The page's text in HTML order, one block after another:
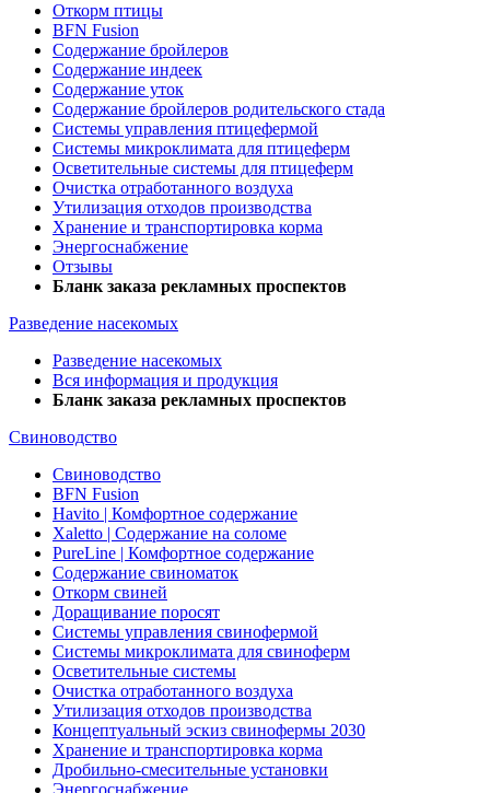
Откорм птицы
BFN Fusion
Содержание бройлеров
Содержание индеек
Содержание уток
Содержание бройлеров родительского стада
Системы управления птицефермой
Системы микроклимата для птицеферм
Осветительные системы для птицеферм
Очистка отработанного воздуха
Утилизация отходов производства
Хранение и транспортировка корма
Энергоснабжение
Отзывы
Бланк заказа рекламных проспектов
Разведение насекомых
Разведение насекомых
Вся информация и продукция
Бланк заказа рекламных проспектов
Свиноводство
Свиноводство
BFN Fusion
Havito | Комфортное содержание
Xaletto | Содержание на соломе
PureLine | Комфортное содержание
Содержание свиноматок
Откорм свиней
Доращивание поросят
Системы управления свинофермой
Системы микроклимата для свиноферм
Осветительные системы
Очистка отработанного воздуха
Утилизация отходов производства
Концептуальный эскиз свинофермы 2030
Хранение и транспортировка корма
Дробильно-смесительные установки
Энергоснабжение